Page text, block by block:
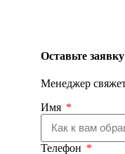
Оставьте заявку
Менеджер
Имя
Телефон